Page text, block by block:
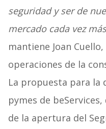
seguridad y ser de
mercado cada vez
mantiene Joan
operaciones de la
La propuesta para la
pymes de
de la apertura del